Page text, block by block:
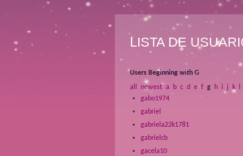
LISTA DE
Users Beginning with G
all newest a b c d e f g h i j k
gabo1974
gabriel
gabriela22k1781
gabrielcb
gacela10